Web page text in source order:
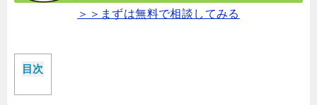
＞＞まずは無料で相談してみる
目次